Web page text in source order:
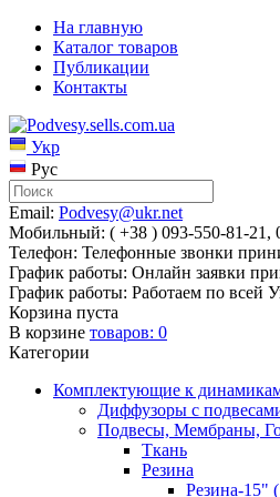
На главную
Каталог товаров
Публикации
Контакты
Укр
Рус
Email: Podvesy@ukr.net
Мобильный: ( +38 ) 093-550-81-21,
Телефон: Телефонные звонки
График работы: Онлайн заявки
График работы: Работаем по всей
Корзина пуста
В корзине товаров: 0
Категории
Комплектующие к
Диффузоры с
Подвесы, Мембраны,
Ткань
Резина
Резина-15"